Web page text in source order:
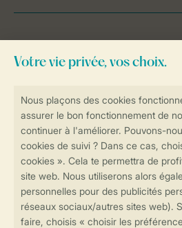
Réservations en ligne
Transmission sécurisée des
Paiement sécurisé
contactez notreContact Center.